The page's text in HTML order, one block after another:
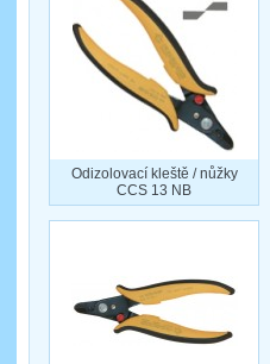
Odizolovací kleště / nůžky
CCS 13 NB